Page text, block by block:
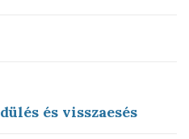
és visszaesés